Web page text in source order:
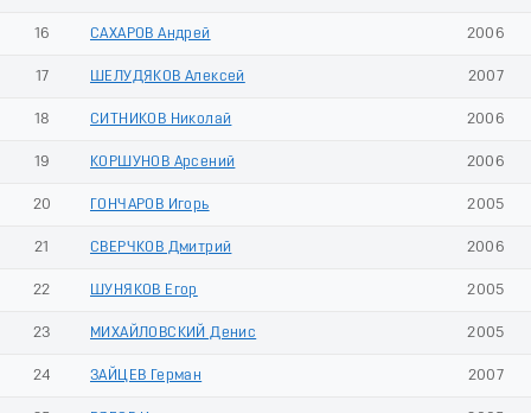
16 САХАРОВ Андрей 2006
17 ШЕЛУДЯКОВ Алексей 2007
18 СИТНИКОВ Николай 2006
19 КОРШУНОВ Арсений 2006
20 ГОНЧАРОВ Игорь 2005
21 СВЕРЧКОВ Дмитрий 2006
22 ШУНЯКОВ Егор 2005
23 МИХАЙЛОВСКИЙ Денис 2005
24 ЗАЙЦЕВ Герман 2007